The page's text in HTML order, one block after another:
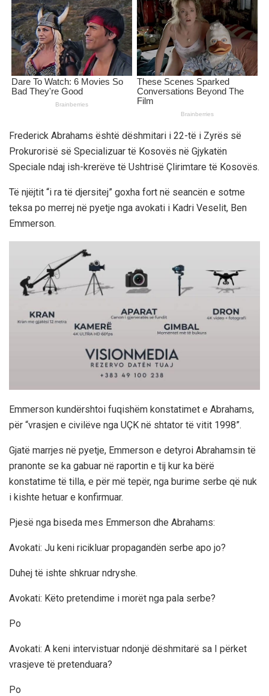
Frederick Abrahams është dëshmitari i 22-të i Zyrës së
Prokurorisë së Specializuar të Kosovës në Gjykatën
Speciale ndaj ish-krerëve të Ushtrisë Çlirimtare të Kosovës.
Të njëjtit “i ra të djersitej” goxha fort në seancën e sotme
teksa po merrej në pyetje nga avokati i Kadri Veselit, Ben
Emmerson.
Emmerson kundërshtoi fuqishëm konstatimet e Abrahams,
për “vrasjen e civilëve nga UÇK në shtator të vitit 1998”.
Gjatë marrjes në pyetje, Emmerson e detyroi Abrahamsin të
pranonte se ka gabuar në raportin e tij kur ka bërë
konstatime të tilla, e për më tepër, nga burime serbe që nuk
i kishte hetuar e konfirmuar.
Pjesë nga biseda mes Emmerson dhe Abrahams:
Avokati: Ju keni ricikluar propagandën serbe apo jo?
Duhej të ishte shkruar ndryshe.
Avokati: Këto pretendime i morët nga pala serbe?
Po
Avokati: A keni intervistuar ndonjë dëshmitarë sa I përket
vrasjeve të pretenduara?
Po